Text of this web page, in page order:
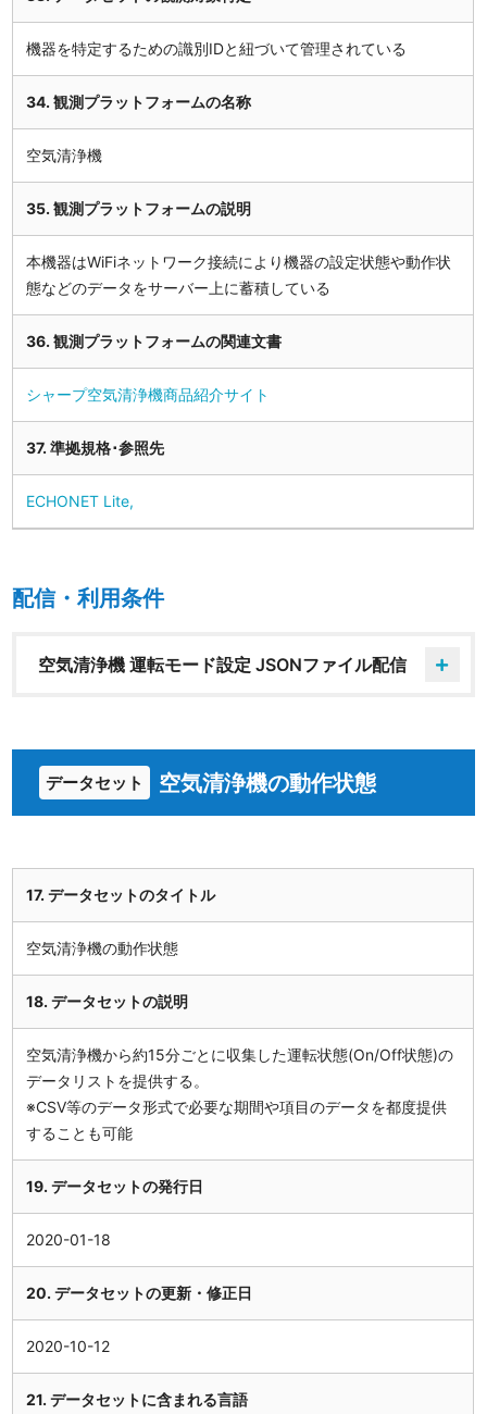
機器を特定するための識別IDと紐づいて管理されている
34. 観測プラットフォームの名称
空気清浄機
35. 観測プラットフォームの説明
本機器はWiFiネットワーク接続により機器の設定状態や動作状
態などのデータをサーバー上に蓄積している
36. 観測プラットフォームの関連文書
シャープ空気清浄機商品紹介サイト
37. 準拠規格･参照先
ECHONET Lite,
配信・利用条件
空気清浄機 運転モード設定 JSONファイル配信
データセット 空気清浄機の動作状態
17. データセットのタイトル
空気清浄機の動作状態
18. データセットの説明
空気清浄機から約15分ごとに収集した運転状態(On/Off状態)の
データリストを提供する。
※CSV等のデータ形式で必要な期間や項目のデータを都度提供
することも可能
19. データセットの発行日
2020-01-18
20. データセットの更新・修正日
2020-10-12
21. データセットに含まれる言語